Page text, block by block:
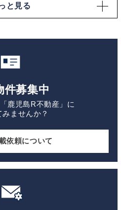
と見る
件募集中
鹿児島R不動産」に
ませんか？
依頼について